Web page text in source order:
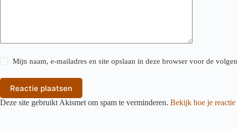
Mijn naam, e-mailadres en site opslaan in deze browser voor de
Reactie plaatsen
Deze site gebruikt Akismet om spam te verminderen. Bekijk hoe je